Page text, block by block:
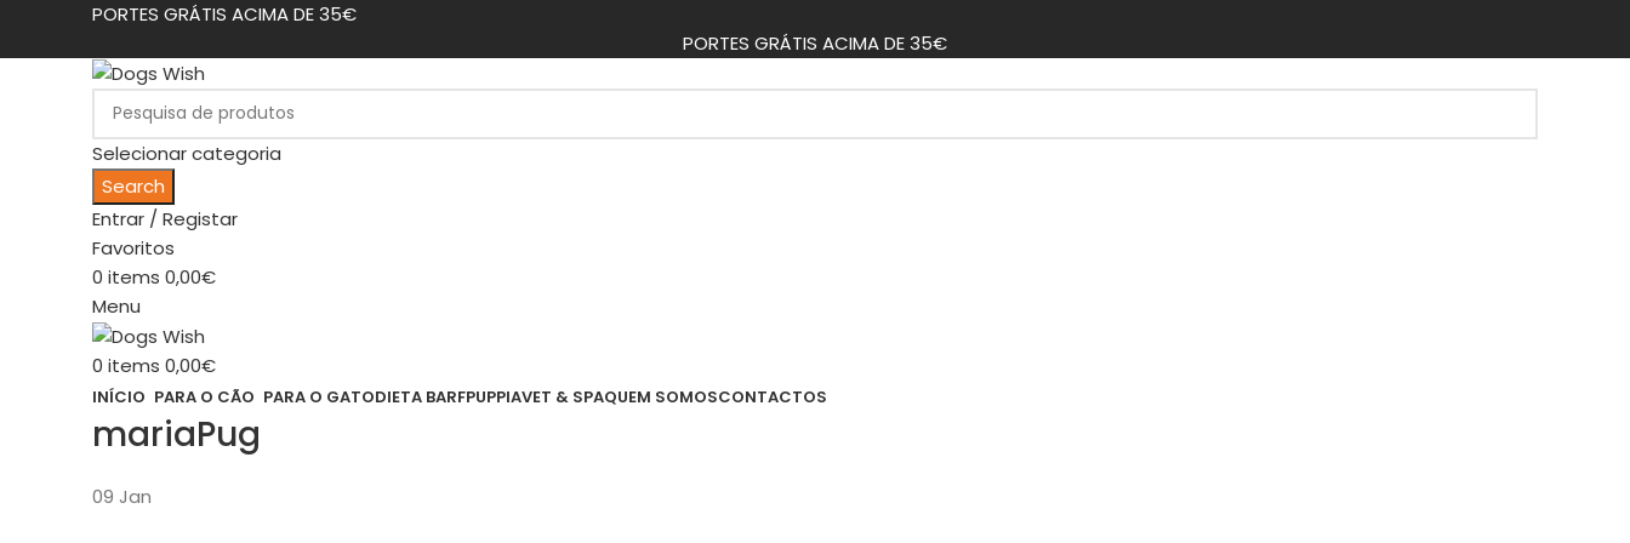
PORTES GRÁTIS ACIMA DE 35€
PORTES GRÁTIS ACIMA DE 35€
Selecionar categoria
Search
Entrar / Registar
Favoritos
0 items 0,00€
Menu
0 items 0,00€
INÍCIO PARA O CÃO PARA O GATODIETA BARFPUPPIAVET & SPAQUEM SOMOSCONTACTOS
mariaPug
09 Jan